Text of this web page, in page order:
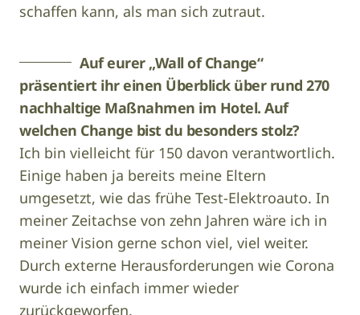
schaffen kann, als man sich zutraut.
Auf eurer „Wall of Change“
präsentiert ihr einen Überblick über rund 270
nachhaltige Maßnahmen im Hotel. Auf
welchen Change bist du besonders stolz?
Ich bin vielleicht für 150 davon verantwortlich.
Einige haben ja bereits meine Eltern
umgesetzt, wie das frühe Test-Elektroauto. In
meiner Zeitachse von zehn Jahren wäre ich in
meiner Vision gerne schon viel, viel weiter.
Durch externe Herausforderungen wie Corona
wurde ich einfach immer wieder
zurückgeworfen.